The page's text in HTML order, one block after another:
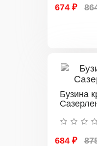
674 ₽
Бузина
684 ₽